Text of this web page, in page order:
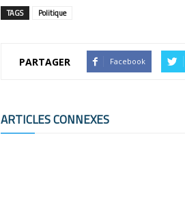
TAGS Politique
PARTAGER Facebook
ARTICLES CONNEXES